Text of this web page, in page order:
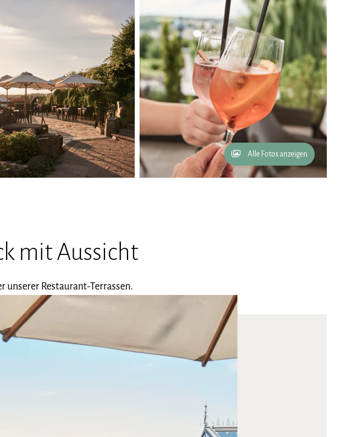
Alle Fotos anzeigen
mit Aussicht
unserer Restaurant-Terrassen.